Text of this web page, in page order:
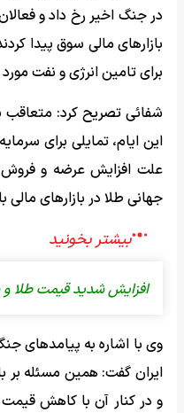
در جنگ اخیر رخ داد و
بازارهای مالی سوق پیدا
برای تامین انرژی و نفت
شفائی تصریح کرد:
این ایام، تمایلی برای
علت افزایش عرضه و
جهانی طلا در بازارهای
افزایش شدید قیمت طلا و
وی با اشاره به پیامدهای
ایران گفت: همین مسئله بر
و در کنار آن با کاهش قیمت